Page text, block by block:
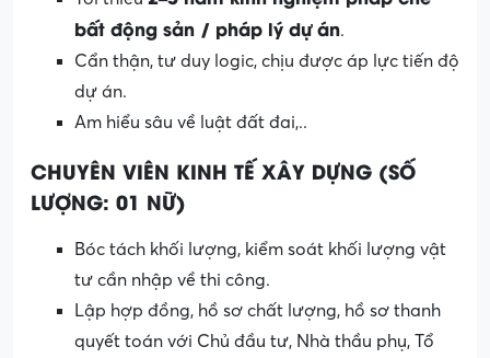
bất động sản / pháp lý dự án.
Cẩn thận, tư duy logic, chịu được áp lực tiến độ
dự án.
Am hiểu sâu về luật đất đai,..
CHUYÊN VIÊN KINH TẾ XÂY DỰNG (SỐ
LƯỢNG: 01 NỮ)
Bóc tách khối lượng, kiểm soát khối lượng vật
tư cần nhập về thi công.
Lập hợp đồng, hồ sơ chất lượng, hồ sơ thanh
quyết toán với Chủ đầu tư, Nhà thầu phụ, Tổ